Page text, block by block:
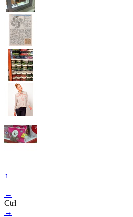
↑
←
Ctrl
→